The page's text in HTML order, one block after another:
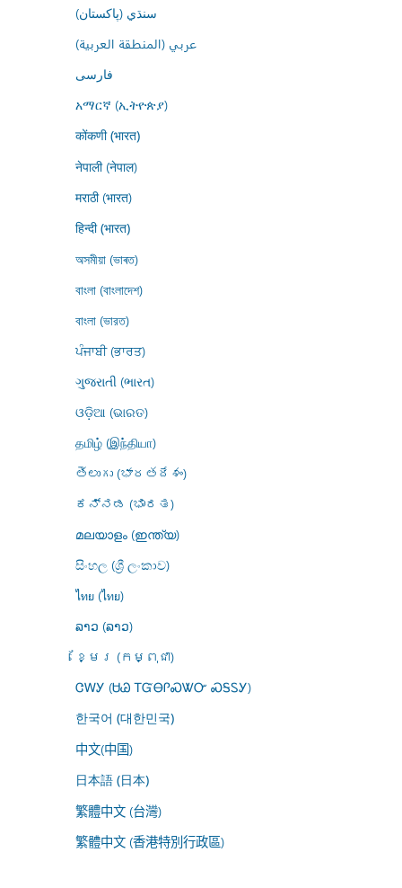
سنڌي (پاکستان)
عربي (المنطقة العربية)
فارسى
አማርኛ (ኢትዮጵያ)
कोंकणी (भारत)
नेपाली (नेपाल)
मराठी (भारत)
हिन्दी (भारत)
অসমীয়া (ভাৰত)
বাংলা (বাংলাদেশ)
বাংলা (ভারত)
ਪੰਜਾਬੀ (ਭਾਰਤ)
ગુજરાતી (ભારત)
ଓଡ଼ିଆ (ଭାରତ)
தமிழ் (இந்தியா)
తెలుగు (భారతదేశం)
ಕನ್ನಡ (ಭಾರತ)
മലയാളം (ഇന്ത്യ)
සිංහල (ශ්‍රී ලංකාව)
ไทย (ไทย)
ລາວ (ລາວ)
ខ្មែរ (កម្ពុជា)
ᏣᎳᎩ (ᏌᏊ ᎢᏳᎾᎵᏍᏔᏅ ᏍᎦᏚᎩ)
한국어 (대한민국)
中文(中国)
日本語 (日本)
繁體中文 (台灣)
繁體中文 (香港特別行政區)